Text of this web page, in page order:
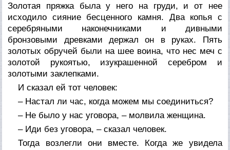
Золотая пряжка была у него на груди, и от нее
исходило сияние бесценного камня. Два копья с
серебряными наконечниками и дивными
бронзовыми древками держал он в руках. Пять
золотых обручей были на шее воина, что нес меч с
золотой рукоятью, изукрашенной серебром и
золотыми заклепками.
И сказал ей тот человек:
– Hастал ли час, когда можем мы соединиться?
– Hе было у нас уговора, – молвила женщина.
– Иди без уговора, – сказал человек.
Тогда возлегли они вместе. Когда же увидела